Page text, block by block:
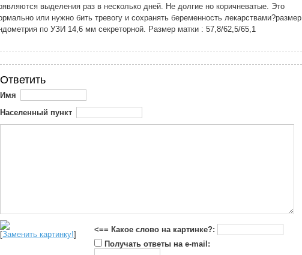
выделения раз в несколько дней. Не долгие но коричневатые. Это
или нужно бить тревогу и сохранять беременность лекарствами?размер
по УЗИ 14,6 мм секреторной. Размер матки : 57,8/62,5/65,1
Ответить
Имя
Населенный пункт
[Заменить картинку!]
<== Какое слово на картинке?:
Получать ответы на e-mail: